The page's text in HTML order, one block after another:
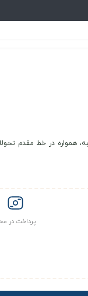
همواره در خط مقدم
پرداخت در